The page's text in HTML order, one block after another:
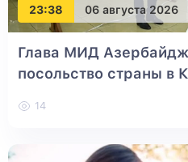
23:38 06 августа 2026
Глава МИД
посольство страны в
14